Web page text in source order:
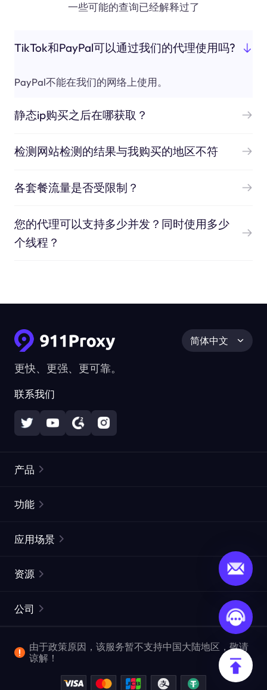
一些可能的查询已经解释过了
TikTok和PayPal可以通过我们的代理使用吗?
PayPal不能在我们的网络上使用。
静态ip购买之后在哪获取？
检测网站检测的结果与我购买的地区不符
各套餐流量是否受限制？
您的代理可以支持多少并发？同时使用多少
个线程？
更快、更强、更可靠。
联系我们
简体中文
产品
静态住宅代理
网页抓取 API
视频下载 API
功能
ISP代理
ProxySite
应用场景
市场研究
爬行和索引
查看全部使用场景
资源
常见问题解答
位置
公司
企业服务
反洗钱合规计划
由于政策原因，该服务暂不支持中国大陆地区，敬请
谅解！